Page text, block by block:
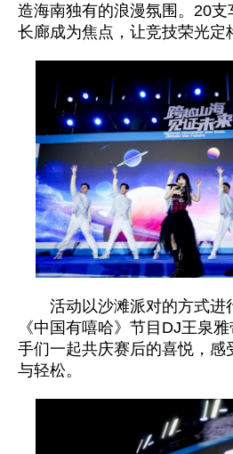
造海南独有的浪漫氛围。20
长廊成为焦点，让竞技荣光定
活动以沙滩派对的方式进
《中国有嘻哈》节目DJ王泉
手们一起共庆赛后的喜悦，感
与轻松。